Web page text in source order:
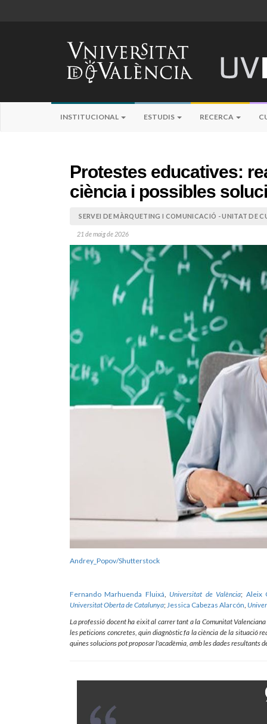
INSTITUCIONAL ESTUDIS RECERCA
Protestes educatives:
ciència i possibles
SERVEI DE MÀRQUETING I COMUNICACIÓ - UNITAT DE
21 de maig de 2026
Andrey_Popov/Shutterstock
Fernando Marhuenda Fluixá Universitat de València; Aleix
Universitat Oberta de Catalunya; Jessica Cabezas Alarcón
La professió docent ha eixit al carrer tant a la Comunitat
les peticions concretes, quin diagnòstic fa la ciència de la situació
quines solucions pot proposar l'acadèmia, amb les dades resultants